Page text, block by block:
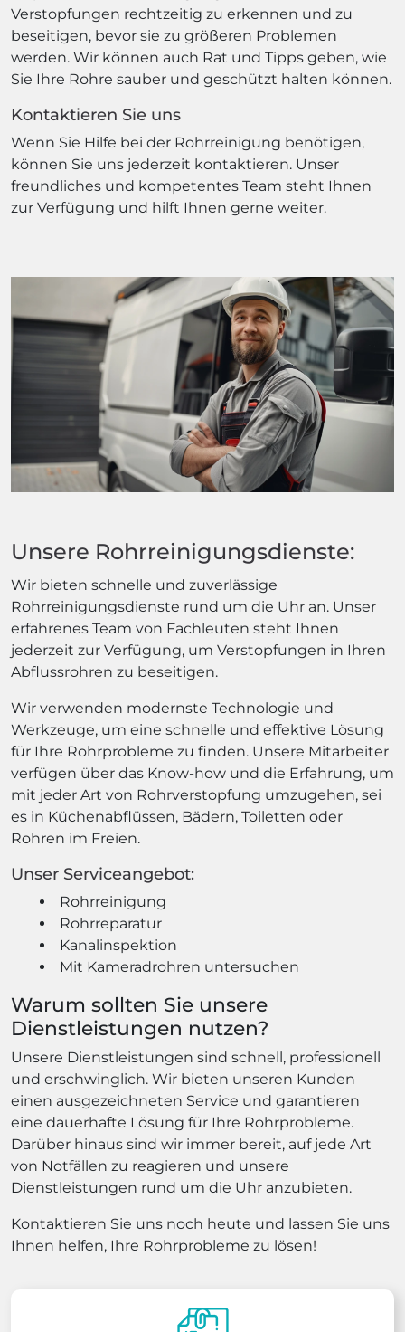
Verstopfungen rechtzeitig zu erkennen und zu
beseitigen, bevor sie zu größeren Problemen
werden. Wir können auch Rat und Tipps geben, wie
Sie Ihre Rohre sauber und geschützt halten können.
Kontaktieren Sie uns
Wenn Sie Hilfe bei der Rohrreinigung benötigen,
können Sie uns jederzeit kontaktieren. Unser
freundliches und kompetentes Team steht Ihnen
zur Verfügung und hilft Ihnen gerne weiter.
Unsere Rohrreinigungsdienste:
Wir bieten schnelle und zuverlässige
Rohrreinigungsdienste rund um die Uhr an. Unser
erfahrenes Team von Fachleuten steht Ihnen
jederzeit zur Verfügung, um Verstopfungen in Ihren
Abflussrohren zu beseitigen.
Wir verwenden modernste Technologie und
Werkzeuge, um eine schnelle und effektive Lösung
für Ihre Rohrprobleme zu finden. Unsere Mitarbeiter
verfügen über das Know-how und die Erfahrung, um
mit jeder Art von Rohrverstopfung umzugehen, sei
es in Küchenabflüssen, Bädern, Toiletten oder
Rohren im Freien.
Unser Serviceangebot:
Rohrreinigung
Rohrreparatur
Kanalinspektion
Mit Kameradrohren untersuchen
Warum sollten Sie unsere
Dienstleistungen nutzen?
Unsere Dienstleistungen sind schnell, professionell
und erschwinglich. Wir bieten unseren Kunden
einen ausgezeichneten Service und garantieren
eine dauerhafte Lösung für Ihre Rohrprobleme.
Darüber hinaus sind wir immer bereit, auf jede Art
von Notfällen zu reagieren und unsere
Dienstleistungen rund um die Uhr anzubieten.
Kontaktieren Sie uns noch heute und lassen Sie uns
Ihnen helfen, Ihre Rohrprobleme zu lösen!